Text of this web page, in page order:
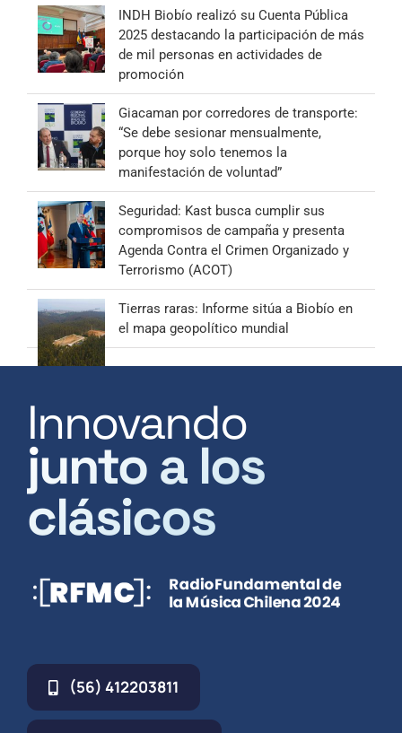
INDH Biobío realizó su Cuenta Pública
2025 destacando la participación de más
de mil personas en actividades de
promoción
Giacaman por corredores de transporte:
“Se debe sesionar mensualmente,
porque hoy solo tenemos la
manifestación de voluntad”
Seguridad: Kast busca cumplir sus
compromisos de campaña y presenta
Agenda Contra el Crimen Organizado y
Terrorismo (ACOT)
Tierras raras: Informe sitúa a Biobío en
el mapa geopolítico mundial
Innovando
junto a los
clásicos
(56) 412203811